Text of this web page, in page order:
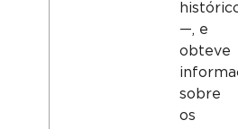
—, e
obteve
sobre
os